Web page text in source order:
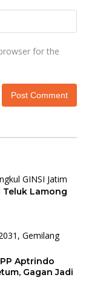
for the
Teluk Lamong
Aptrindo
Gagan Jadi